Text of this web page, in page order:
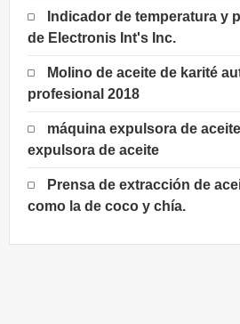
Indicador de temperatura y
de Electronis Int's Inc.
Molino de aceite de karité
profesional 2018
máquina expulsora de
expulsora de aceite
Prensa de extracción de
como la de coco y chía.